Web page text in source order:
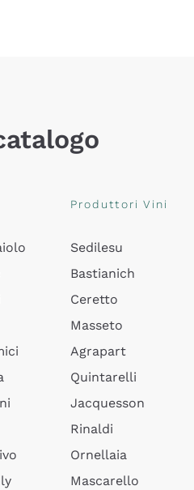
Produttori Vini
Sedilesu
Bastianich
Ceretto
Masseto
Agrapart
Quintarelli
Jacquesson
Rinaldi
Ornellaia
Mascarello